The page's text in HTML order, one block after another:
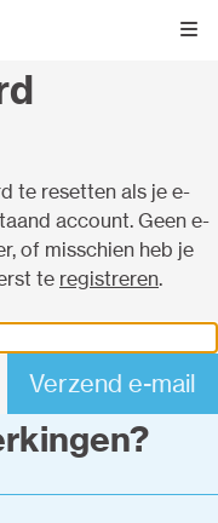
te resetten als je e-
account. Geen e-
of misschien heb je
te registreren.